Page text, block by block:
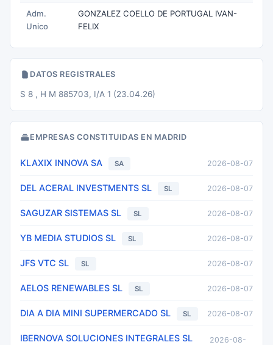
Adm.
Unico
GONZALEZ COELLO DE PORTUGAL IVAN-
FELIX
DATOS REGISTRALES
S 8 , H M 885703, I/A 1 (23.04.26)
EMPRESAS CONSTITUIDAS EN MADRID
KLAXIX INNOVA SA SA 2026-08-07
DEL ACERAL INVESTMENTS SL SL 2026-08-07
SAGUZAR SISTEMAS SL SL 2026-08-07
YB MEDIA STUDIOS SL SL 2026-08-07
JFS VTC SL SL 2026-08-07
AELOS RENEWABLES SL SL 2026-08-07
DIA A DIA MINI SUPERMERCADO SL SL 2026-08-07
IBERNOVA SOLUCIONES INTEGRALES SL
2026-08-